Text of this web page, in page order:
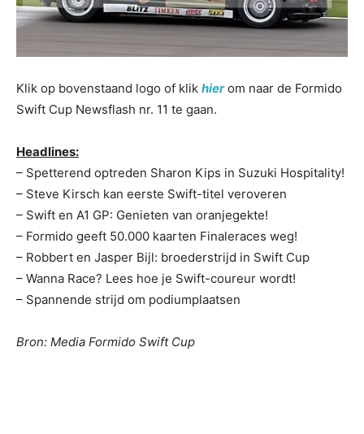
Klik op bovenstaand logo of klik hierom naar de Formido
Swift Cup Newsflash nr. 11 te gaan.
Headlines:
– Spetterend optreden Sharon Kips in Suzuki Hospitality!
– Steve Kirsch kan eerste Swift-titel veroveren
– Swift en A1 GP: Genieten van oranjegekte!
– Formido geeft 50.000 kaarten Finaleraces weg!
– Robbert en Jasper Bijl: broederstrijd in Swift Cup
– Wanna Race? Lees hoe je Swift-coureur wordt!
– Spannende strijd om podiumplaatsen
Bron: Media Formido Swift Cup